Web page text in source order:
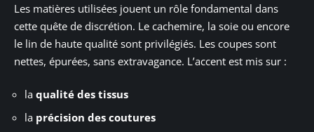
Les matières utilisées jouent un rôle fondamental dans
cette quête de discrétion. Le cachemire, la soie ou encore
le lin de haute qualité sont privilégiés. Les coupes sont
nettes, épurées, sans extravagance. L’accent est mis sur :
la qualité des tissus
la précision des coutures